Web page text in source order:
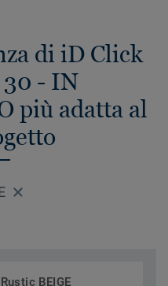
di iD Click
- IN
più adatta al
BEIGE